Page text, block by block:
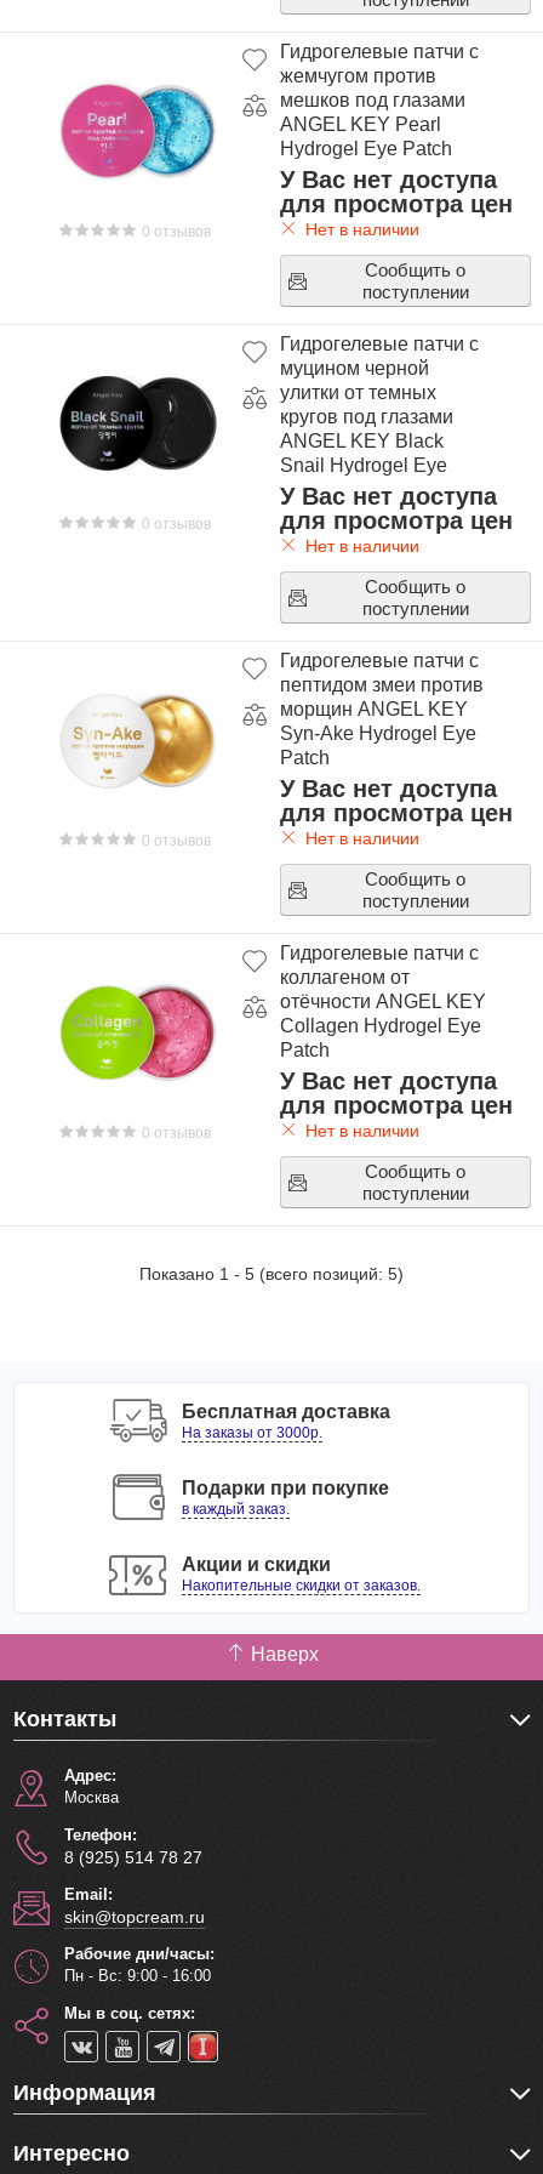
поверхностно-активные вещества, ориентированные на
Существенное внимание компания уделяет упаковкам, в
которые расфасованы фирменные составы. Они имеют
яркий молодежный дизайн в уникальном стиле, с
оформлением краткими слоганами и миниатюрными
картинками по типу комиксов. Кисти для нанесения
макияжа предлагаются в небольших индивидуальных
сумочках.
0 отзывов
Гидрогелевые патчи с
жемчугом против
мешков под глазами
ANGEL KEY Pearl
Hydrogel Eye Patch
У Вас нет доступа
для просмотра цен
Нет в наличии
Сообщить о
поступлении
0 отзывов
Гидрогелевые патчи с
муцином черной
улитки от темных
кругов под глазами
ANGEL KEY Black
Snail Hydrogel Eye
Patch
У Вас нет доступа
для просмотра цен
Нет в наличии
Сообщить о
поступлении
0 отзывов
Гидрогелевые патчи с
пептидом змеи против
морщин ANGEL KEY
Syn-Ake Hydrogel Eye
Patch
У Вас нет доступа
для просмотра цен
Нет в наличии
Сообщить о
поступлении
0 отзывов
Гидрогелевые патчи с
коллагеном от
отёчности ANGEL KEY
Collagen Hydrogel Eye
Patch
У Вас нет доступа
для просмотра цен
Нет в наличии
Сообщить о
поступлении
Показано 1 - 5 (всего позиций: 5)
Бесплатная доставка
На заказы от 3000р.
Подарки при покупке
в каждый заказ.
Акции и скидки
Накопительные скидки от заказов.
Наверх
Контакты
Адрес:
Москва
Телефон:
8 (925) 514 78 27
Email:
skin@topcream.ru
Рабочие дни/часы:
Пн - Вс: 9:00 - 16:00
Мы в соц. сетях:
Информация
Интересно